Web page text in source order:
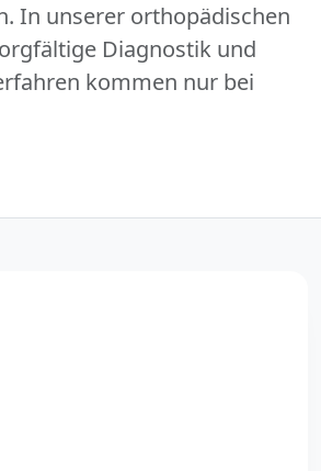
In unserer orthopädischen
Diagnostik und
kommen nur bei